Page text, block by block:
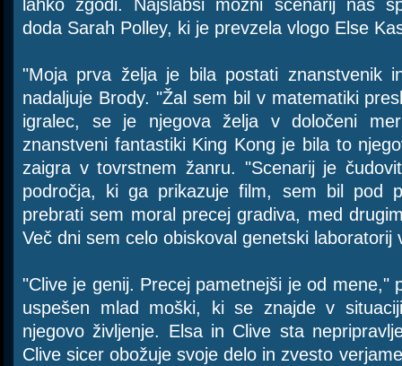
lahko zgodi. Najslabši možni scenarij nas
doda Sarah Polley, ki je prevzela vlogo Else
"Moja prva želja je bila postati znanstvenik
nadaljuje Brody. "Žal sem bil v matematiki
igralec, se je njegova želja v določeni
znanstveni fantastiki King Kong je bila to
zaigra v tovrstnem žanru. "Scenarij je
področja, ki ga prikazuje film, sem bil pod
prebrati sem moral precej gradiva, med
Več dni sem celo obiskoval genetski laboratorij
"Clive je genij. Precej pametnejši je od mene,"
uspešen mlad moški, ki se znajde v
njegovo življenje. Elsa in Clive sta
Clive sicer obožuje svoje delo in zvesto